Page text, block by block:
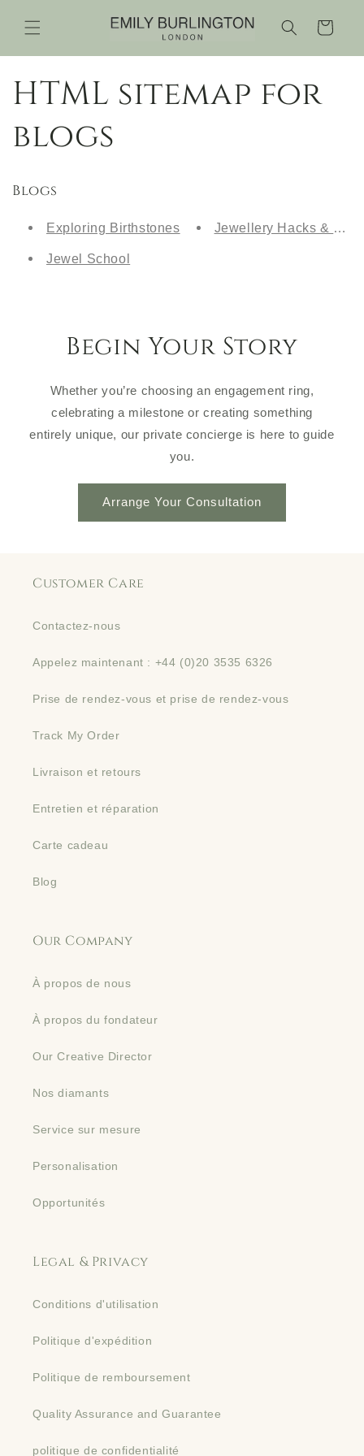
passer
au
Panier
HTML sitemap for
blogs
Blogs
Exploring Birthstones
Jewel School
Jewellery Hacks &
Begin Your Story
Whether you’re choosing an engagement ring,
celebrating a milestone or creating something
entirely unique, our private concierge is here to guide
you.
Arrange Your Consultation
Customer Care
Contactez-nous
Appelez maintenant : +44 (0)20 3535 6326
Prise de rendez-vous et prise de rendez-vous
Track My Order
Livraison et retours
Entretien et réparation
Carte cadeau
Blog
Our Company
À propos de nous
À propos du fondateur
Our Creative Director
Nos diamants
Service sur mesure
Personalisation
Opportunités
Legal & Privacy
Conditions d'utilisation
Politique d'expédition
Politique de remboursement
Quality Assurance and Guarantee
politique de confidentialité